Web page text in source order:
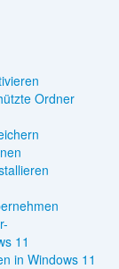
Ordner
11
in Windows 11